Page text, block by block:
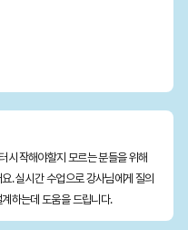
시작해야할지 모르는 분들을 위해
. 실시간 수업으로 강사님에게 질의
하는데 도움을 드립니다.